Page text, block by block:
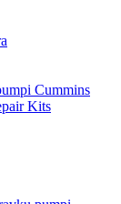
Cummins
Kits